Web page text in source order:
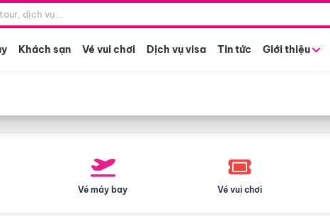
Khách sạn Vé vui chơi Dịch vụ visa Tin tức Giới thiệu
Vé máy bay Vé vui chơi